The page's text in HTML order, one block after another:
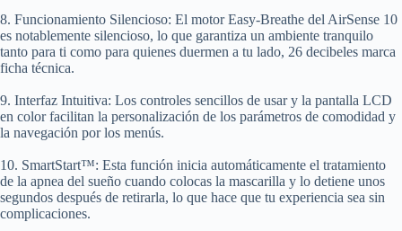
8. Funcionamiento Silencioso: El motor Easy-Breathe del AirSense 10
es notablemente silencioso, lo que garantiza un ambiente tranquilo
tanto para ti como para quienes duermen a tu lado, 26 decibeles marca
ficha técnica.
9. Interfaz Intuitiva: Los controles sencillos de usar y la pantalla LCD
en color facilitan la personalización de los parámetros de comodidad y
la navegación por los menús.
10. SmartStart™: Esta función inicia automáticamente el tratamiento
de la apnea del sueño cuando colocas la mascarilla y lo detiene unos
segundos después de retirarla, lo que hace que tu experiencia sea sin
complicaciones.